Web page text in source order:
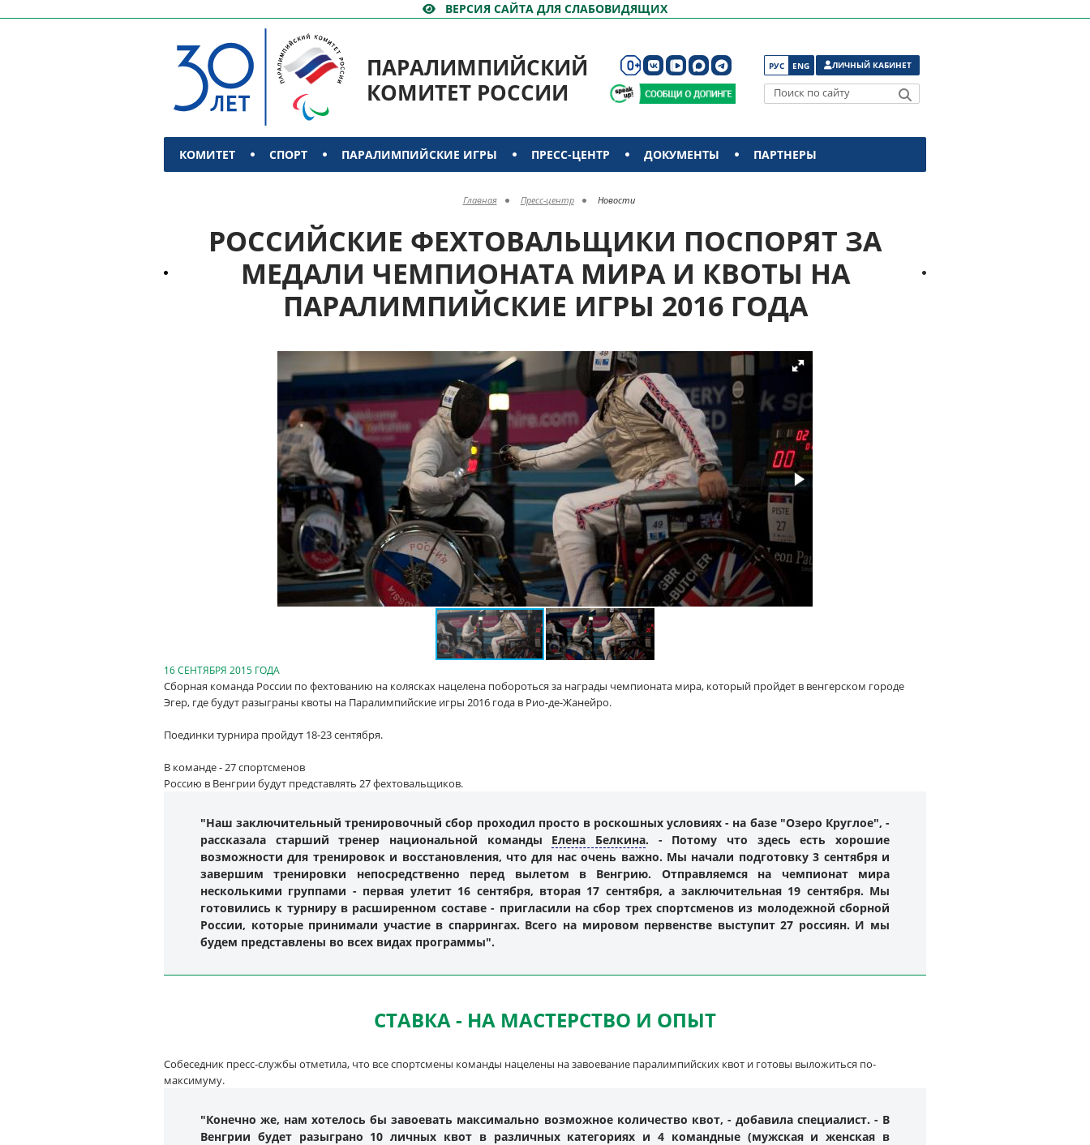
ВЕРСИЯ САЙТА ДЛЯ СЛАБОВИДЯЩИХ
ПАРАЛИМПИЙСКИЙ
КОМИТЕТ РОССИИ
РУС ENG ЛИЧНЫЙ КАБИНЕТ
Поиск по сайту
КОМИТЕТ СПОРТ ПАРАЛИМПИЙСКИЕ ИГРЫ ПРЕСС-ЦЕНТР ДОКУМЕНТЫ ПАРТНЕРЫ
Главная Пресс-центр Новости
РОССИЙСКИЕ ФЕХТОВАЛЬЩИКИ ПОСПОРЯТ ЗА
МЕДАЛИ ЧЕМПИОНАТА МИРА И КВОТЫ НА
ПАРАЛИМПИЙСКИЕ ИГРЫ 2016 ГОДА
16 СЕНТЯБРЯ 2015 ГОДА
Сборная команда России по фехтованию на колясках нацелена побороться за награды чемпионата мира, который пройдет в венгерском городе
Эгер, где будут разыграны квоты на Паралимпийские игры 2016 года в Рио-де-Жанейро.
Поединки турнира пройдут 18-23 сентября.
В команде - 27 спортсменов
Россию в Венгрии будут представлять 27 фехтовальщиков.
"Наш заключительный тренировочный сбор проходил просто в роскошных условиях - на базе "Озеро Круглое", -
рассказала старший тренер национальной команды Елена Белкина. - Потому что здесь есть хорошие
возможности для тренировок и восстановления, что для нас очень важно. Мы начали подготовку 3 сентября и
завершим тренировки непосредственно перед вылетом в Венгрию. Отправляемся на чемпионат мира
несколькими группами - первая улетит 16 сентября, вторая 17 сентября, а заключительная 19 сентября. Мы
готовились к турниру в расширенном составе - пригласили на сбор трех спортсменов из молодежной сборной
России, которые принимали участие в спаррингах. Всего на мировом первенстве выступит 27 россиян. И мы
будем представлены во всех видах программы".
СТАВКА - НА МАСТЕРСТВО И ОПЫТ
Собеседник пресс-службы отметила, что все спортсмены команды нацелены на завоевание паралимпийских квот и готовы выложиться по-
максимуму.
"Конечно же, нам хотелось бы завоевать максимально возможное количество квот, - добавила специалист. - В
Венгрии будет разыграно 10 личных квот в различных категориях и 4 командные (мужская и женская в